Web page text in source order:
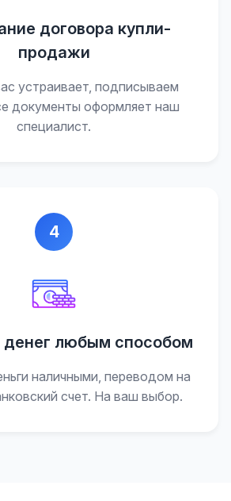
договора купли-
продажи
устраивает, подписываем
документы оформляет наш
специалист.
4
денег любым способом
наличными, переводом на
счет. На ваш выбор.